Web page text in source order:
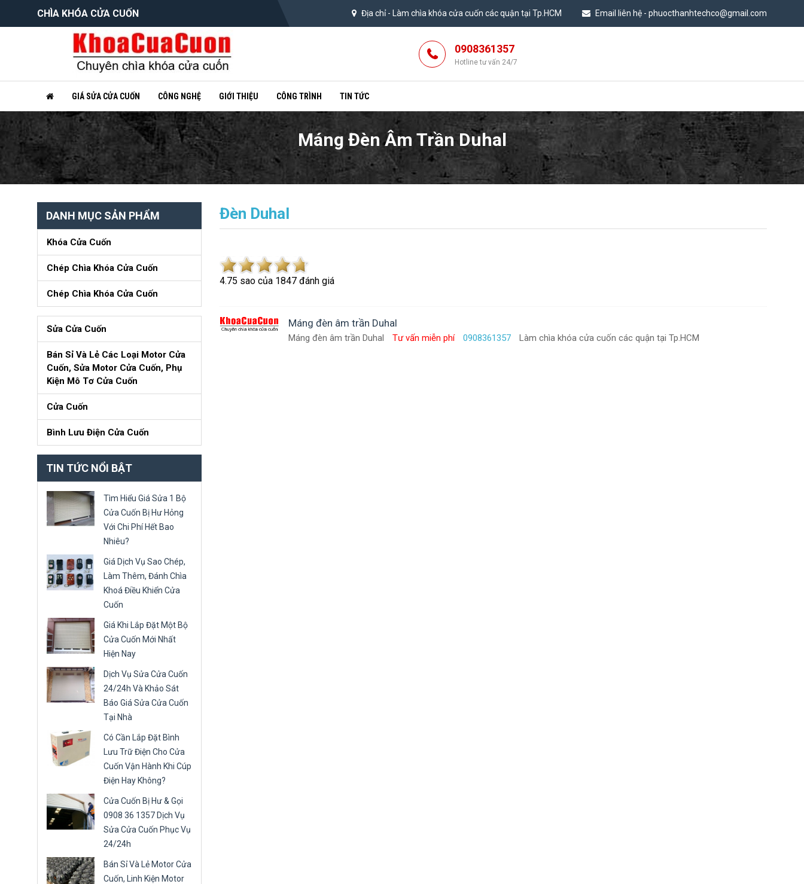
CHÌA KHÓA CỬA CUỐN Địa chỉ - Làm chìa khóa cửa cuốn các quận tại Tp.HCM Email liên hệ - phuocthanhtechco@gmail.com
0908361357
Hotline tư vấn 24/7
GIÁ SỬA CỬA CUỐN CÔNG NGHỆ GIỚI THIỆU CÔNG TRÌNH TIN TỨC
Máng Đèn Âm Trần Duhal
DANH MỤC SẢN PHẨM
Khóa Cửa Cuốn
Chép Chìa Khóa Cửa Cuốn
Chép Chìa Khóa Cửa Cuốn
Sửa Cửa Cuốn
Bán Sỉ Và Lẻ Các Loại Motor Cửa
Cuốn, Sửa Motor Cửa Cuốn, Phụ
Kiện Mô Tơ Cửa Cuốn
Cửa Cuốn
Bình Lưu Điện Cửa Cuốn
TIN TỨC NỔI BẬT
Tìm Hiểu Giá Sửa 1 Bộ
Cửa Cuốn Bị Hư Hỏng
Với Chi Phí Hết Bao
Nhiêu?
Giá Dịch Vụ Sao Chép,
Làm Thêm, Đánh Chìa
Khoá Điều Khiển Cửa
Cuốn
Giá Khi Lắp Đặt Một Bộ
Cửa Cuốn Mới Nhất
Hiện Nay
Dịch Vụ Sửa Cửa Cuốn
24/24h Và Khảo Sát
Báo Giá Sửa Cửa Cuốn
Tại Nhà
Có Cần Lắp Đặt Bình
Lưu Trữ Điện Cho Cửa
Cuốn Vận Hành Khi Cúp
Điện Hay Không?
Cửa Cuốn Bị Hư & Gọi
0908 36 1357 Dịch Vụ
Sửa Cửa Cuốn Phục Vụ
24/24h
Bán Sỉ Và Lẻ Motor Cửa
Cuốn, Linh Kiện Motor
Đèn Duhal
4.75 sao của 1847 đánh giá
Máng đèn âm trần Duhal
Máng đèn âm trần Duhal Tư vấn miễn phí 0908361357 Làm chìa khóa cửa cuốn các quận tại Tp.HCM